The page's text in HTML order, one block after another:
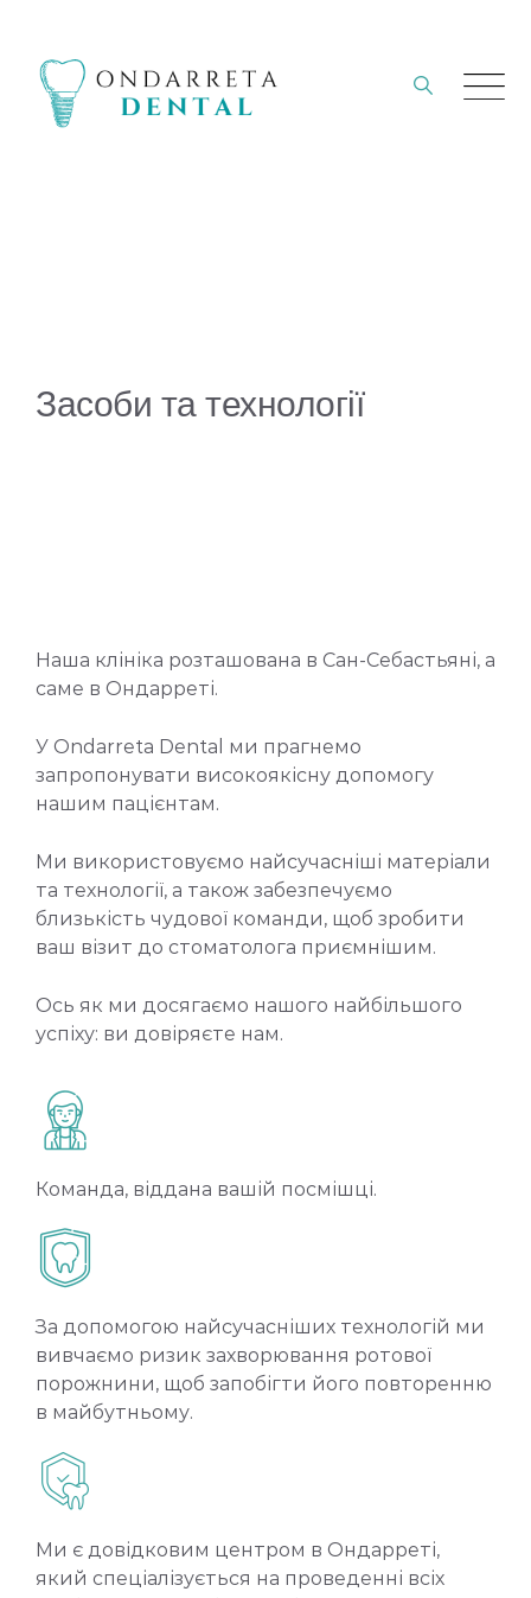
вмісту
Засоби та технології
Наша клініка розташована в Сан-Себастьяні, а
саме в Ондарреті.
У Ondarreta Dental ми прагнемо
запропонувати високоякісну допомогу
нашим пацієнтам.
Ми використовуємо найсучасніші матеріали
та технології, а також забезпечуємо
близькість чудової команди, щоб зробити
ваш візит до стоматолога приємнішим.
Ось як ми досягаємо нашого найбільшого
успіху: ви довіряєте нам.
Команда, віддана вашій посмішці.
За допомогою найсучасніших технологій ми
вивчаємо ризик захворювання ротової
порожнини, щоб запобігти його повторенню
в майбутньому.
Ми є довідковим центром в Ондарреті,
який спеціалізується на проведенні всіх